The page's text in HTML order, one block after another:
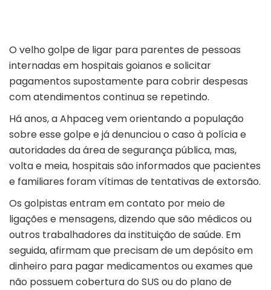
O velho golpe de ligar para parentes de pessoas
internadas em hospitais goianos e solicitar
pagamentos supostamente para cobrir despesas
com atendimentos continua se repetindo.
Há anos, a Ahpaceg vem orientando a população
sobre esse golpe e já denunciou o caso à polícia e
autoridades da área de segurança pública, mas,
volta e meia, hospitais são informados que pacientes
e familiares foram vítimas de tentativas de extorsão.
Os golpistas entram em contato por meio de
ligações e mensagens, dizendo que são médicos ou
outros trabalhadores da instituição de saúde. Em
seguida, afirmam que precisam de um depósito em
dinheiro para pagar medicamentos ou exames que
não possuem cobertura do SUS ou do plano de